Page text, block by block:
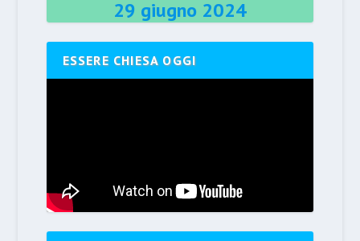
29 giugno 2024
ESSERE CHIESA OGGI